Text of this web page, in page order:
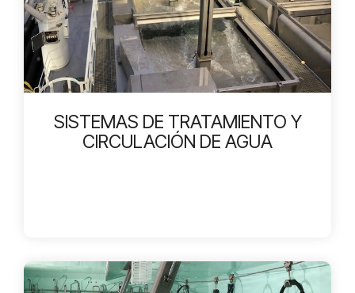
SISTEMAS DE TRATAMIENTO Y
CIRCULACIÓN DE AGUA